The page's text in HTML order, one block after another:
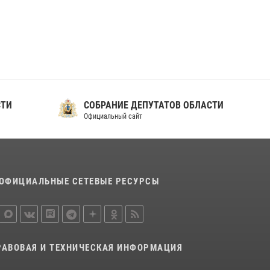
СОБРАНИЕ ДЕПУТАТОВ ОБЛАСТИ
Официальный сайт
СЕТЕВЫЕ РЕСУРСЫ
И ТЕХНИЧЕСКАЯ ИНФОРМАЦИЯ